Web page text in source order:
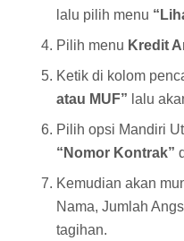
lalu pilih menu
Pilih menu Kredit
Ketik di kolom
atau MUF” lalu
Pilih opsi Mandiri
“Nomor Kontrak”
Kemudian akan
Nama, Jumlah
tagihan.